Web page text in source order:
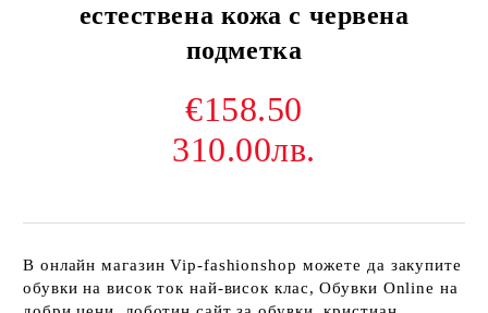
естествена кожа с червена
подметка
€158.50
310.00лв.
В онлайн магазин Vip-fashionshop можете да закупите
обувки на висок ток най-висок клас, Обувки Online на